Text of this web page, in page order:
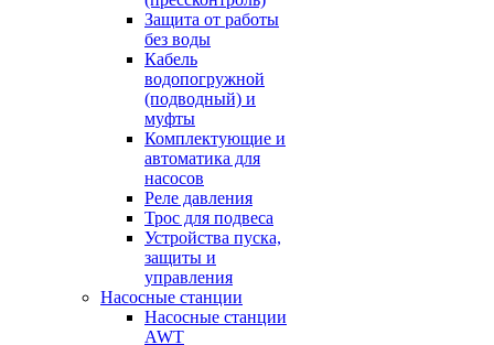
Защита от работы
без воды
Кабель
водопогружной
(подводный) и
муфты
Комплектующие и
автоматика для
насосов
Реле давления
Трос для подвеса
Устройства пуска,
защиты и
управления
Насосные станции
Насосные станции
AWT